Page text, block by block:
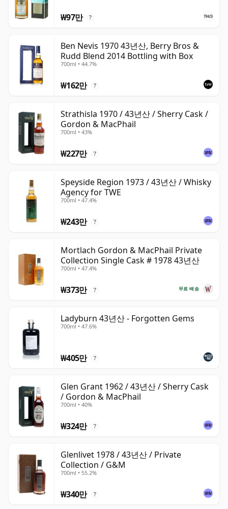
₩97만 ?
Ben Nevis 1970 43년산, Berry Bros &
Rudd Blend 2014 Bottling with Box
700ml • 44.7%
₩162만 ?
Strathisla 1970 / 43년산 / Sherry Cask /
Gordon & MacPhail
700ml • 43%
₩227만 ?
Speyside Region 1973 / 43년산 / Whisky
Agency for TWE
700ml • 47.4%
₩243만 ?
Mortlach Gordon & MacPhail Private
Collection Single Cask # 1978 43년산
700ml • 47.4%
무료 배송
₩373만 ?
Ladyburn 43년산 - Forgotten Gems
700ml • 47.6%
₩405만 ?
Glen Grant 1962 / 43년산 / Sherry Cask
/ Gordon & MacPhail
700ml • 40%
₩324만 ?
Glenlivet 1978 / 43년산 / Private
Collection / G&M
700ml • 55.2%
₩340만 ?